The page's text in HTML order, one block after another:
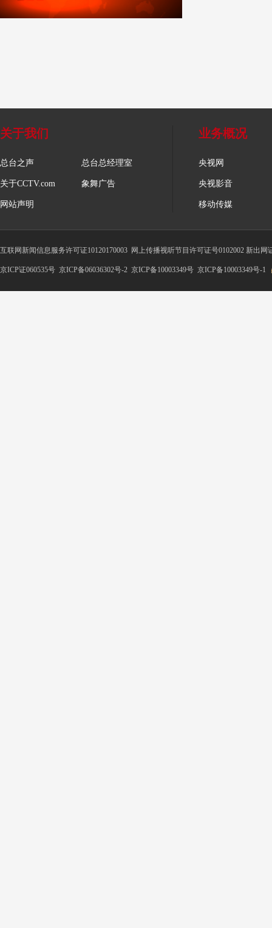
关于我们
总台之声 总台总经理室
关于CCTV.com 象舞广告
网站声明
业务概况
央视网
央视影音
移动传媒
互联网新闻信息服务许可证10120170003 网上传播视听节目许可证号0102002 新出
京ICP证060535号 京ICP备06036302号-2 京ICP备10003349号 京ICP备10003349号-1